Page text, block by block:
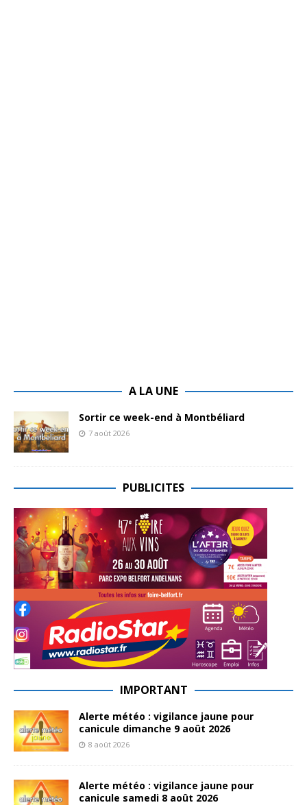
A LA UNE
Sortir ce week-end à Montbéliard
7 août 2026
PUBLICITES
IMPORTANT
Alerte météo : vigilance jaune pour
canicule dimanche 9 août 2026
8 août 2026
Alerte météo : vigilance jaune pour
canicule samedi 8 août 2026